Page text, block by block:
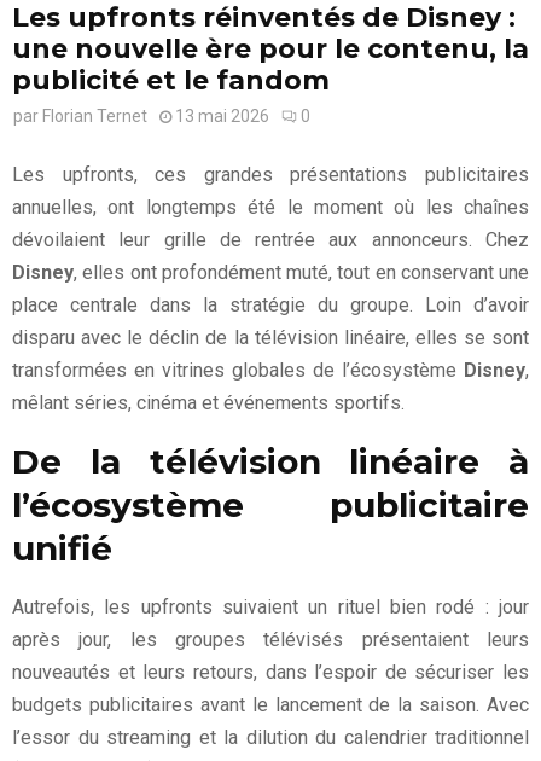
Les upfronts réinventés de Disney :
une nouvelle ère pour le contenu, la
publicité et le fandom
par Florian Ternet 13 mai 2026 0
Les upfronts, ces grandes présentations publicitaires
annuelles, ont longtemps été le moment où les chaînes
dévoilaient leur grille de rentrée aux annonceurs. Chez
Disney, elles ont profondément muté, tout en conservant une
place centrale dans la stratégie du groupe. Loin d’avoir
disparu avec le déclin de la télévision linéaire, elles se sont
transformées en vitrines globales de l’écosystème Disney,
mêlant séries, cinéma et événements sportifs.
De la télévision linéaire à
l’écosystème publicitaire
unifié
Autrefois, les upfronts suivaient un rituel bien rodé : jour
après jour, les groupes télévisés présentaient leurs
nouveautés et leurs retours, dans l’espoir de sécuriser les
budgets publicitaires avant le lancement de la saison. Avec
l’essor du streaming et la dilution du calendrier traditionnel